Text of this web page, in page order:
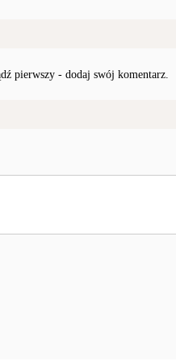
pierwszy - dodaj swój komentarz.